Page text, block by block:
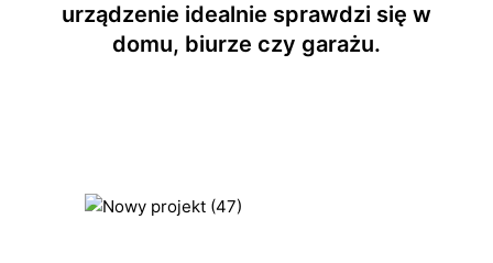
urządzenie idealnie sprawdzi się w
domu, biurze czy garażu.